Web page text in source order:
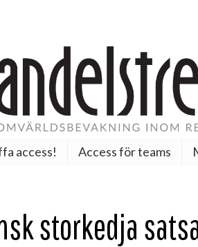
access! Access för teams
storkedja